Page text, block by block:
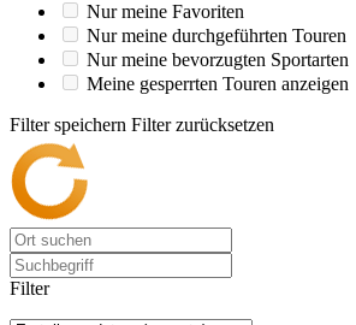
Nur meine Favoriten
Nur meine durchgeführten Touren
Nur meine bevorzugten Sportarten
Meine gesperrten Touren anzeigen
Filter speichern Filter zurücksetzen
Filter